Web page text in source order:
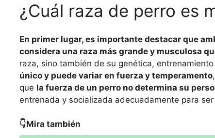
¿Cuál raza de perro es
En primer lugar, es importante destacar que
considera una raza más grande y musculosa
raza, sino también de su genética,
único y puede variar en fuerza y ​​temperamento
que la fuerza de un perro no determina su
entrenada y socializada adecuadamente para
👇Mira también